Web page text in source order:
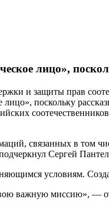
лицо»,
и защиты прав
поскольку
связанных в том
Сергей
условиям.
важную миссию», —